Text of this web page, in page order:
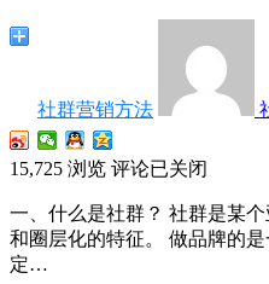
社群营销方法
15,725 浏览 评论已关闭
一、什么是社群？ 社群是某
和圈层化的特征。 做品牌的
定…